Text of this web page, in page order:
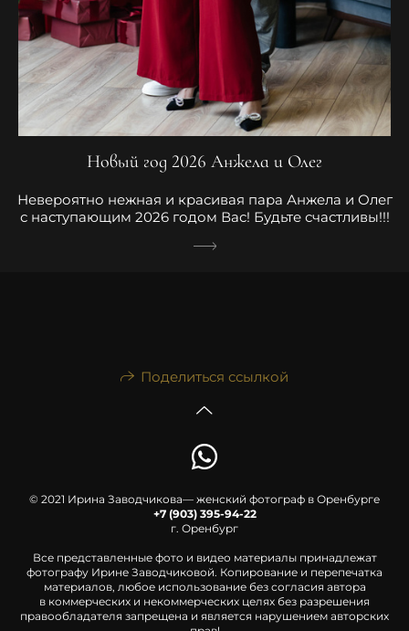
Новый год 2026 Анжела и Олег
Невероятно нежная и красивая пара Анжела и Олег
с наступающим 2026 годом Вас! Будьте счастливы!!!
Поделиться ссылкой
© 2021 Ирина Заводчикова— женский фотограф в Оренбурге
+7 (903) 395-94-22
г. Оренбург
Все представленные фото и видео материалы принадлежат
фотографу Ирине Заводчиковой. Копирование и перепечатка
материалов, любое использование без согласия автора
в коммерческих и некоммерческих целях без разрешения
правообладателя запрещена и является нарушением авторских